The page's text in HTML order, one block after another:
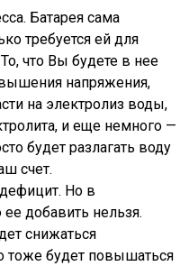
Батарея сама
требуется ей для
что Вы будете в нее
напряжения,
на электролиз воды,
и еще немного —
будет разлагать воду
счет.
Но в
добавить нельзя.
снижаться
тоже будет повышаться